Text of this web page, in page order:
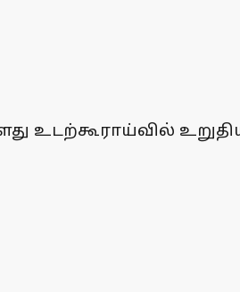
உடற்கூராய்வில்